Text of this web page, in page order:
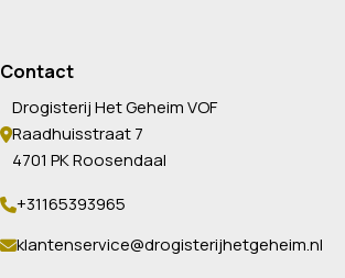
Contact
Drogisterij Het Geheim VOF
Raadhuisstraat 7
4701 PK Roosendaal
+31165393965
klantenservice@drogisterijhetgeheim.nl